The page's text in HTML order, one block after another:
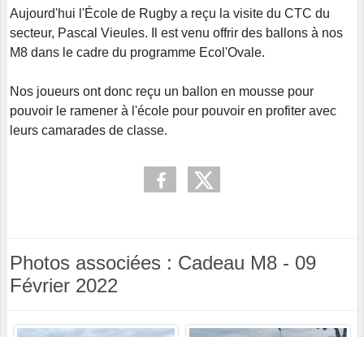
Aujourd'hui l'École de Rugby a reçu la visite du CTC du
secteur, Pascal Vieules. Il est venu offrir des ballons à nos
M8 dans le cadre du programme Ecol'Ovale.
Nos joueurs ont donc reçu un ballon en mousse pour
pouvoir le ramener à l'école pour pouvoir en profiter avec
leurs camarades de classe.
Photos associées : Cadeau M8 - 09
Février 2022